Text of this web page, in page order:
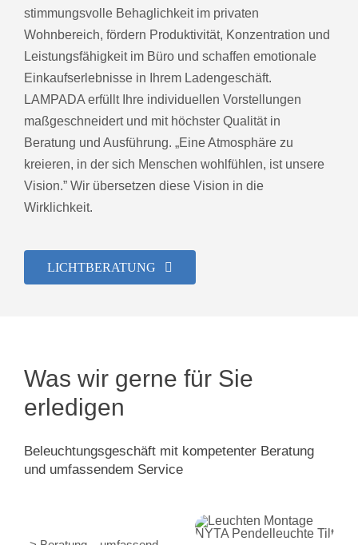
stimmungsvolle Behaglichkeit im privaten
Wohnbereich, fördern Produktivität, Konzentration und
Leistungsfähigkeit im Büro und schaffen emotionale
Einkaufserlebnisse in Ihrem Ladengeschäft.
LAMPADA erfüllt Ihre individuellen Vorstellungen
maßgeschneidert und mit höchster Qualität in
Beratung und Ausführung. „Eine Atmosphäre zu
kreieren, in der sich Menschen wohlfühlen, ist unsere
Vision.” Wir übersetzen diese Vision in die
Wirklichkeit.
LICHTBERATUNG
Was wir gerne für Sie
erledigen
Beleuchtungsgeschäft mit kompetenter Beratung
und umfassendem Service